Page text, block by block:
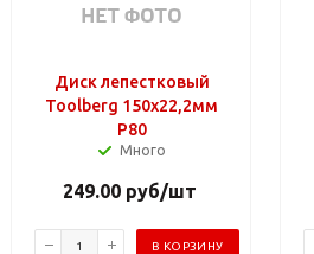
Диск лепестковый
Toolberg 150х22,2мм
Р80
Много
249.00руб/шт
В КОРЗИНУ